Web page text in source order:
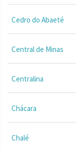
Cedro do Abaeté
Central de Minas
Centralina
Chácara
Chalé